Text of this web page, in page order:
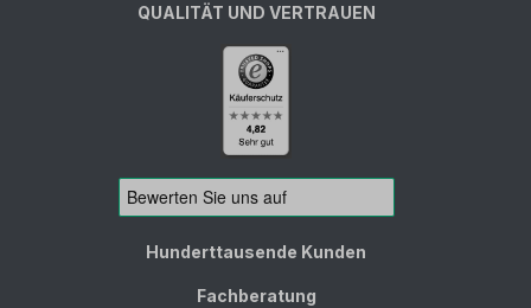
QUALITÄT UND VERTRAUEN
Hunderttausende Kunden
Fachberatung